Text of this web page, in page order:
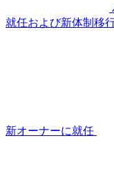
就任および新体制移
新オーナーに就任